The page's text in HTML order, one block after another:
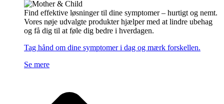
Find effektive løsninger til dine symptomer – hurtigt og nemt.
Vores nøje udvalgte produkter hjælper med at lindre ubehag
og få dig til at føle dig bedre i hverdagen.
Tag hånd om dine symptomer i dag og mærk forskellen.
Se mere